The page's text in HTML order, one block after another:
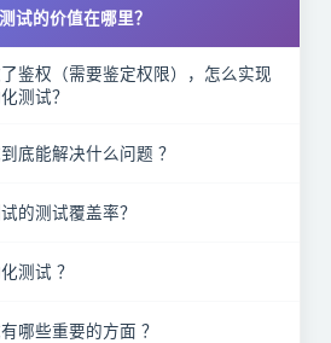
试的价值在哪里？
鉴权（需要鉴定权限），怎么实现
测试？
底能解决什么问题 ？
的测试覆盖率？
测试 ？
哪些重要的方面 ？